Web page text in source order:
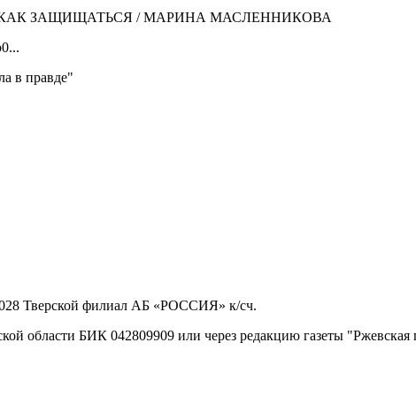
ЗАЩИЩАТЬСЯ / МАРИНА МАСЛЕННИКОВА
в правде"
Тверской филиал АБ «РОССИЯ» к/сч.
области БИК 042809909 или через редакцию газеты "Ржевская